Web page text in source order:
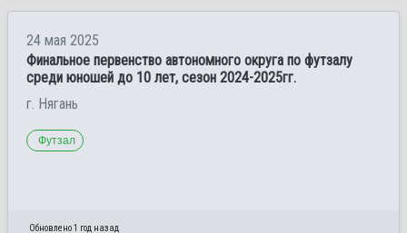
24 мая 2025
Финальное первенство автономного округа по футзалу
среди юношей до 10 лет, сезон 2024-2025гг.
г. Нягань
Футзал
Обновлено 1 год назад